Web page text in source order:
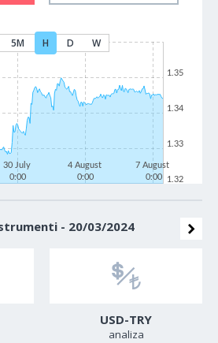
5M H D W
30 July
0:00
4 August
0:00
7 August
0:00
1.32
1.33
1.34
1.35
- 20/03/2024
USD-TRY
analiza